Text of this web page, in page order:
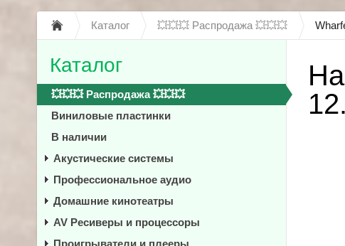
Каталог 💥💥💥 Распродажа 💥💥💥
Каталог
💥💥💥 Распродажа 💥💥💥
Виниловые пластинки
В наличии
Акустические системы
Профессиональное аудио
Домашние кинотеатры
AV Ресиверы и процессоры
Проигрыватели и плееры